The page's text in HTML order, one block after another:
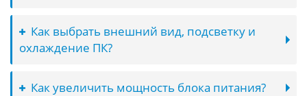
Как выбрать внешний вид, подсветку и
охлаждение ПК?
Как увеличить мощность блока питания?